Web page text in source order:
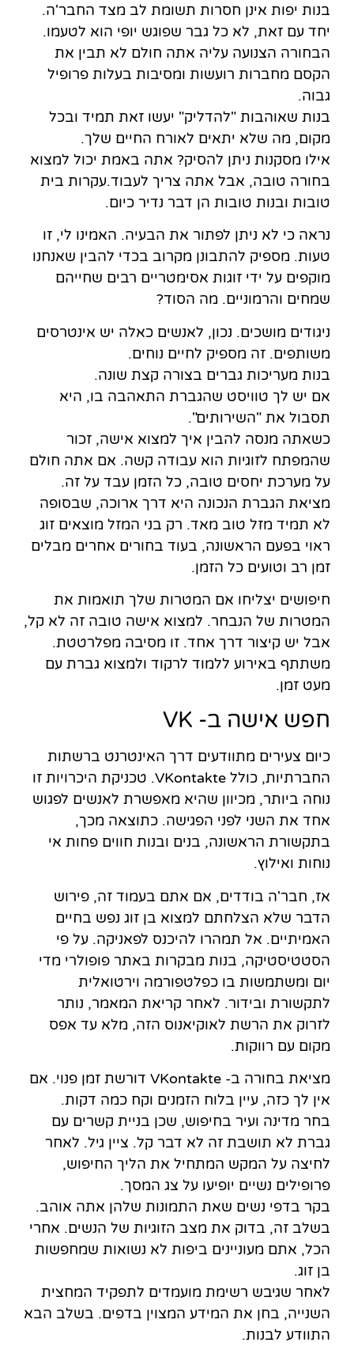
בנות יפות אינן חסרות תשומת לב מצד החבר'ה.
יחד עם זאת, לא כל גבר שפוגש יופי הוא לטעמו.
הבחורה הצנועה עליה אתה חולם לא תבין את
הקסם מחברות רועשות ומסיבות בעלות פרופיל
גבוה.
בנות שאוהבות "להדליק" יעשו זאת תמיד ובכל
מקום, מה שלא יתאים לאורח החיים שלך.
אילו מסקנות ניתן להסיק? אתה באמת יכול למצוא
בחורה טובה, אבל אתה צריך לעבוד.עקרות בית
טובות ובנות טובות הן דבר נדיר כיום.
נראה כי לא ניתן לפתור את הבעיה. האמינו לי, זו
טעות. מספיק להתבונן מקרוב בכדי להבין שאנחנו
מוקפים על ידי זוגות אסימטריים רבים שחייהם
שמחים והרמוניים. מה הסוד?
ניגודים מושכים. נכון, לאנשים כאלה יש אינטרסים
משותפים. זה מספיק לחיים נוחים.
בנות מעריכות גברים בצורה קצת שונה.
אם יש לך טוויסט שהגברת התאהבה בו, היא
תסבול את "השירותים".
כשאתה מנסה להבין איך למצוא אישה, זכור
שהמפתח לזוגיות הוא עבודה קשה. אם אתה חולם
על מערכת יחסים טובה, כל הזמן עבד על זה.
מציאת הגברת הנכונה היא דרך ארוכה, שבסופה
לא תמיד מזל טוב מאד. רק בני המזל מוצאים זוג
ראוי בפעם הראשונה, בעוד בחורים אחרים מבלים
זמן רב וטועים כל הזמן.
חיפושים יצליחו אם המטרות שלך תואמות את
המטרות של הנבחר. למצוא אישה טובה זה לא קל,
אבל יש קיצור דרך אחד. זו מסיבה מפלרטטת.
משתתף באירוע ללמוד לרקוד ולמצוא גברת עם
מעט זמן.
חפש אישה ב- VK
כיום צעירים מתוודעים דרך האינטרנט ברשתות
החברתיות, כולל VKontakte. טכניקת היכרויות זו
נוחה ביותר, מכיוון שהיא מאפשרת לאנשים לפגוש
אחד את השני לפני הפגישה. כתוצאה מכך,
בתקשורת הראשונה, בנים ובנות חווים פחות אי
נוחות ואילוץ.
אז, חבר'ה בודדים, אם אתם בעמוד זה, פירוש
הדבר שלא הצלחתם למצוא בן זוג נפש בחיים
האמיתיים. אל תמהרו להיכנס לפאניקה. על פי
הסטטיסטיקה, בנות מבקרות באתר פופולרי מדי
יום ומשתמשות בו כפלטפורמה וירטואלית
לתקשורת ובידור. לאחר קריאת המאמר, נותר
לזרוק את הרשת לאוקיאנוס הזה, מלא עד אפס
מקום עם רווקות.
מציאת בחורה ב- VKontakte דורשת זמן פנוי. אם
אין לך כזה, עיין בלוח הזמנים וקח כמה דקות.
בחר מדינה ועיר בחיפוש, שכן בניית קשרים עם
גברת לא תושבת זה לא דבר קל. ציין גיל. לאחר
לחיצה על המקש המתחיל את הליך החיפוש,
פרופילים נשיים יופיעו על צג המסך.
בקר בדפי נשים שאת התמונות שלהן אתה אוהב.
בשלב זה, בדוק את מצב הזוגיות של הנשים. אחרי
הכל, אתם מעוניינים ביפות לא נשואות שמחפשות
בן זוג.
לאחר שגיבש רשימת מועמדים לתפקיד המחצית
השנייה, בחן את המידע המצוין בדפים. בשלב הבא
התוודע לבנות.